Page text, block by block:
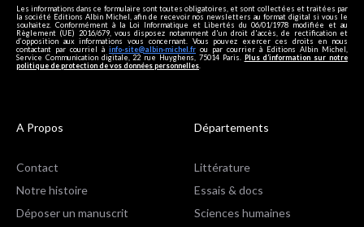
Les informations dans ce formulaire sont toutes obligatoires, et sont collectées et traitées par
la société Editions Albin Michel, afin de recevoir nos newsletters au format digital si vous le
souhaitez. Conformément à la Loi Informatique et Libertés du 06/01/1978 modifiée et au
Règlement (UE) 2016/679, vous disposez notamment d'un droit d'accès, de rectification et
d’opposition aux informations vous concernant. Vous pouvez exercer ces droits en nous
contactant par courriel à info-site@albin-michel.fr ou par courrier à Editions Albin Michel,
Service Communication digitale, 22 rue Huyghens, 75014 Paris. Plus d’information sur notre
politique de protection de vos données personnelles
A Propos
Contact
Notre histoire
Déposer un manuscrit
Départements
Littérature
Essais & docs
Sciences humaines